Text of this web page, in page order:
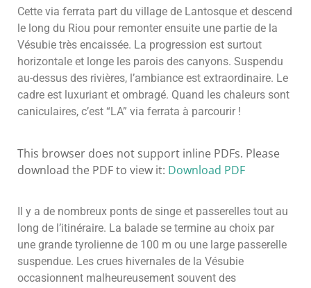
Cette via ferrata part du village de Lantosque et descend
le long du Riou pour remonter ensuite une partie de la
Vésubie très encaissée. La progression est surtout
horizontale et longe les parois des canyons. Suspendu
au-dessus des rivières, l’ambiance est extraordinaire. Le
cadre est luxuriant et ombragé. Quand les chaleurs sont
caniculaires, c’est “LA” via ferrata à parcourir !
This browser does not support inline PDFs. Please
download the PDF to view it: Download PDF
Il y a de nombreux ponts de singe et passerelles tout au
long de l’itinéraire. La balade se termine au choix par
une grande tyrolienne de 100 m ou une large passerelle
suspendue. Les crues hivernales de la Vésubie
occasionnent malheureusement souvent des